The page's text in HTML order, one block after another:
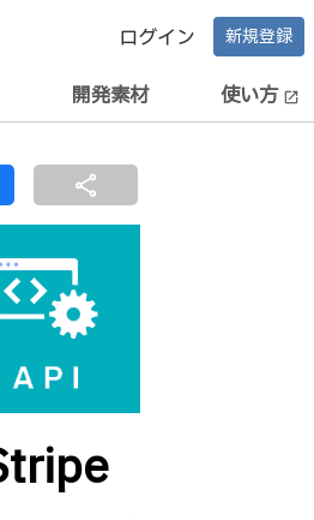
ログイン 新規登録
開発素材 使い方 open_in_new
share